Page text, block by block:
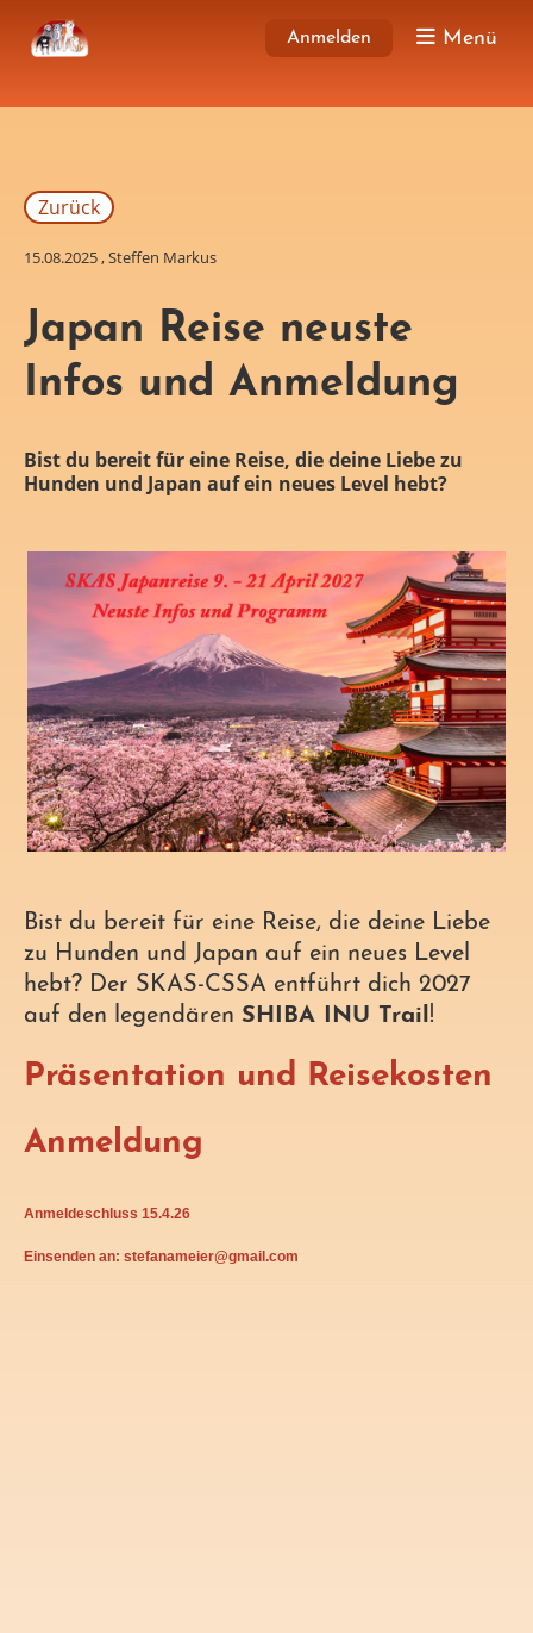
Anmelden Menü
Zurück
15.08.2025, Steffen Markus
Japan Reise neuste
Infos und Anmeldung
Bist du bereit für eine Reise, die deine Liebe zu
Hunden und Japan auf ein neues Level hebt?
Bist du bereit für eine Reise, die deine Liebe
zu Hunden und Japan auf ein neues Level
hebt? Der SKAS-CSSA entführt dich 2027
auf den legendären SHIBA INU Trail!
Präsentation und Reisekosten
Anmeldung
Anmeldeschluss 15.4.26
Einsenden an: stefanameier@gmail.com